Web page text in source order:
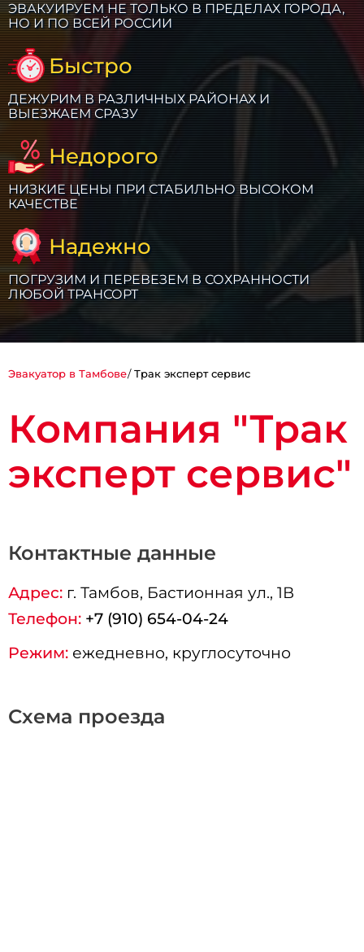
ЭВАКУИРУЕМ НЕ ТОЛЬКО В ПРЕДЕЛАХ ГОРОДА,
НО И ПО ВСЕЙ РОССИИ
Быстро
ДЕЖУРИМ В РАЗЛИЧНЫХ РАЙОНАХ И
ВЫЕЗЖАЕМ СРАЗУ
Недорого
НИЗКИЕ ЦЕНЫ ПРИ СТАБИЛЬНО ВЫСОКОМ
КАЧЕСТВЕ
Надежно
ПОГРУЗИМ И ПЕРЕВЕЗЕМ В СОХРАННОСТИ
ЛЮБОЙ ТРАНСОРТ
Эвакуатор в Тамбове Трак эксперт сервис
Компания "Трак
эксперт сервис"
Схема проезда
Контактные данные
Адрес: г.Тамбов, Бастионная ул., 1В
Телефон: +7 (910) 654-04-24
Режим: ежедневно, круглосуточно